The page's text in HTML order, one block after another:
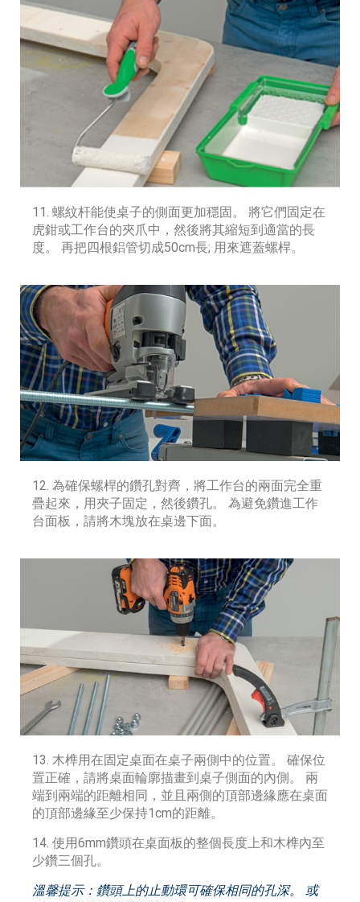
11. 螺紋杆能使桌子的側面更加穩固。 將它們固定在
虎鉗或工作台的夾爪中，然後將其縮短到適當的長
度。 再把四根鋁管切成50cm長; 用來遮蓋螺桿。
12. 為確保螺桿的鑽孔對齊，將工作台的兩面完全重
疊起來，用夾子固定，然後鑽孔。 為避免鑽進工作
台面板，請將木塊放在桌邊下面。
13. 木榫用在固定桌面在桌子兩側中的位置。 確保位
置正確，請將桌面輪廓描畫到桌子側面的內側。 兩
端到兩端的距離相同，並且兩側的頂部邊緣應在桌面
的頂部邊緣至少保持1cm的距離。
14. 使用6mm鑽頭在桌面板的整個長度上和木榫內至
少鑽三個孔。
溫馨提示：鑽頭上的止動環可確保相同的孔深。 或